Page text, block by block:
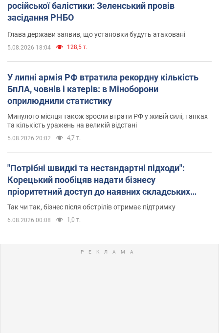
російської балістики: Зеленський провів
засідання РНБО
Глава держави заявив, що установки будуть атаковані
5.08.2026 18:04 128,5 т.
У липні армія РФ втратила рекордну кількість
БпЛА, човнів і катерів: в Міноборони
оприлюднили статистику
Минулого місяця також зросли втрати РФ у живій силі, танках
та кількість уражень на великій відстані
5.08.2026 20:02 4,7 т.
"Потрібні швидкі та нестандартні підходи":
Корецький пообіцяв надати бізнесу
пріоритетний доступ до наявних складських
приміщень
Так чи так, бізнес після обстрілів отримає підтримку
6.08.2026 00:08 1,0 т.